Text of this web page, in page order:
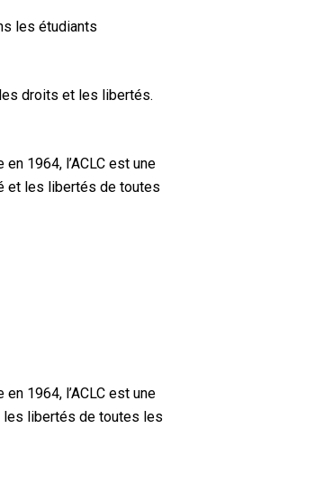
les étudiants
droits et les libertés.
1964, l’ACLC est une
et les libertés de toutes
1964, l’ACLC est une
les libertés de toutes les